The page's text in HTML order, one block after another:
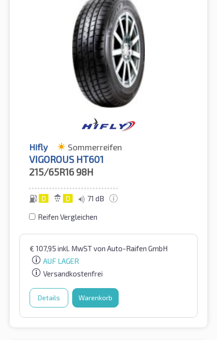
Hifly Sommerreifen
VIGOROUS HT601
215/65R16 98H
D D 71 dB
Reifen Vergleichen
€ 107,95 inkl. MwSTvon Auto-Raifen GmbH
AUF LAGER
Versandkostenfrei
Details Warenkorb